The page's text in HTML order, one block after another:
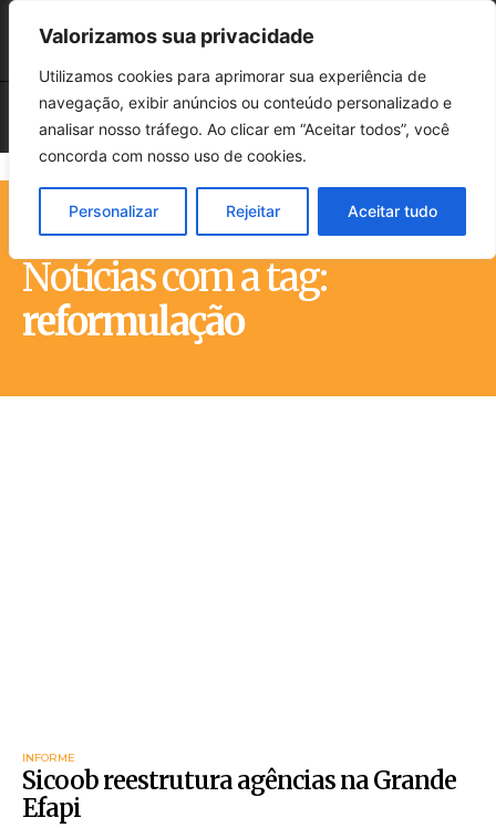
Valorizamos sua privacidade
Utilizamos cookies para aprimorar sua experiência de
navegação, exibir anúncios ou conteúdo personalizado e
analisar nosso tráfego. Ao clicar em “Aceitar todos”, você
concorda com nosso uso de cookies.
Personalizar Rejeitar Aceitar tudo
Notícias com a tag:
reformulação
INFORME
Sicoob reestrutura agências na Grande
Efapi